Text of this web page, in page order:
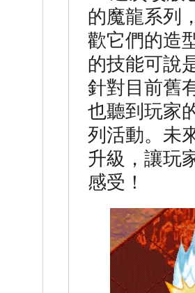
的魔龍系列
歡它們的造
的技能可說
針對目前舊
也聽到玩家
列活動。未
升級，讓玩
感受！